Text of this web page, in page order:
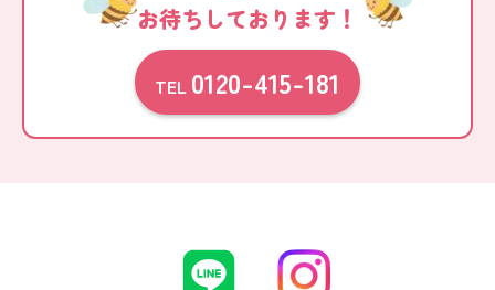
お待ちしております！
TEL 0120-415-181